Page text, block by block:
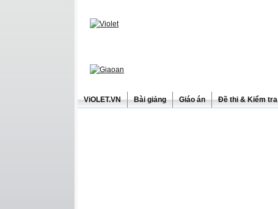
ViOLET.VN Bài giảng Giáo án Đề thi & Kiểm tra